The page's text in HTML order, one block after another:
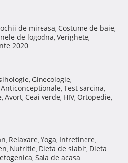
de mireasa, Costume de baie,
de logodna, Verighete,
2020
, Ginecologie,
Anticonceptionale, Test sarcina,
, Avort, Ceai verde, HIV, Ortopedie,
, Relaxare, Yoga, Intretinere,
, Nutritie, Dieta de slabit, Dieta
, Sala de acasa